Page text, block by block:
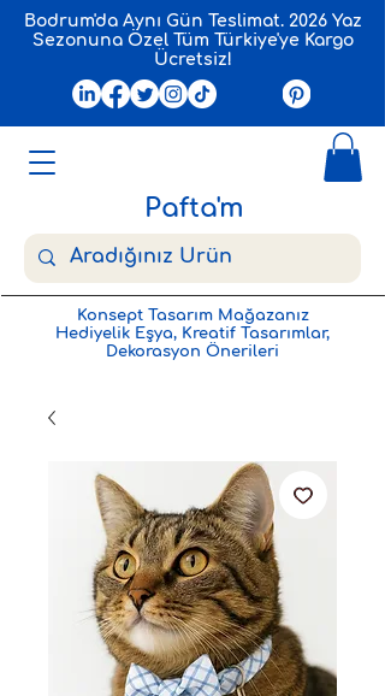
Pafta'm
Bodrum'da Aynı Gün Teslimat. 2026 Yaz
Sezonuna Özel Tüm Türkiye'ye Kargo
Ücretsiz!
Konsept Tasarım Mağazanız
Hediyelik Eşya, Kreatif Tasarımlar,
Dekorasyon Önerileri